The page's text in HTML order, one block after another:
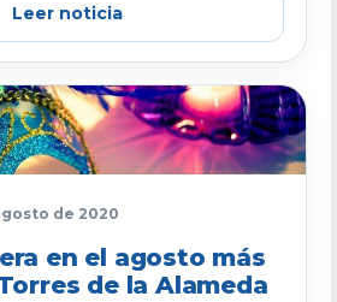
Leer noticia
de 2020
en el agosto más
de la Alameda